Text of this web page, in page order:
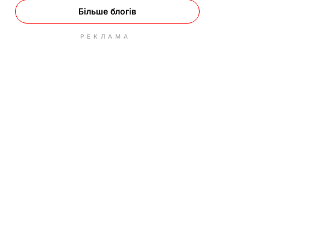
Більше блогів
РЕКЛАМА